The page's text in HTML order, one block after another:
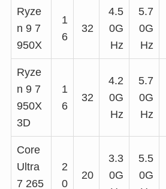
Ryze
n 9 7
950X
1
6
32
4.5
0G
Hz
5.7
0G
Hz
Ryze
n 9 7
950X
3D
1
6
32
4.2
0G
Hz
5.7
0G
Hz
Core
Ultra
7 265
2
0
20
3.3
0G
5.5
0G